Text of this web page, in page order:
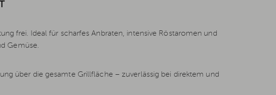
frei. Ideal für scharfes Anbraten, intensive Röstaromen und
Gemüse.
über die gesamte Grillfläche – zuverlässig bei direktem und